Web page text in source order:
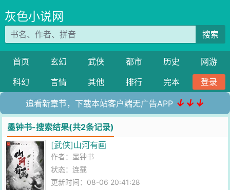
灰色小说网
搜索
首页 玄幻 武侠 都市 历史
网游
科幻
言情 其他 排行 完本 登录
追看新章节，下载本站客户端无广告APP ↓↓↓
墨钟书-搜索结果(共2条记录)
[武侠]山河有画
作者： 墨钟书
状态：连载
更新时间：08-06 20:41:28